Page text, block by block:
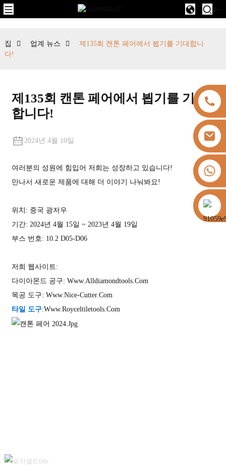
+8613325821813
집 업계 뉴스
제135회 캔톤 페어에서 뵙기를 기대합니
다!
제135회 캔톤 페어에서 뵙기를 기대
합니다!
2024년 4월 10일
여러분의 성원에 힘입어 저희는 성장하고 있습니다!
만나서 새로운 제품에 대해 더 이야기 나눠봐요!
위치: 중국 광저우
기간: 2024년 4월 15일 ~ 2023년 4월 19일
부스 번호: 10.2 D05-D06
저희 웹사이트:
다이아몬드 공구: Www.alldiamondtools.com
목공 도구: Www.nice-Cutter.com
타일 ​​도구:Www.royceltiletools.com